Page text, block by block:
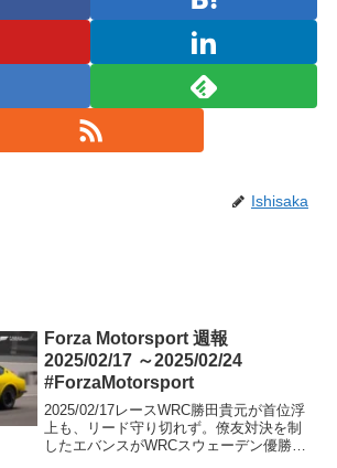
Ishisaka
Forza Motorsport 週報
2025/02/17 ～2025/02/24
#ForzaMotorsport
2025/02/17レースWRC勝田貴元が首位浮
上も、リード守り切れず。僚友対決を制
したエバンスがWRCスウェーデン優勝